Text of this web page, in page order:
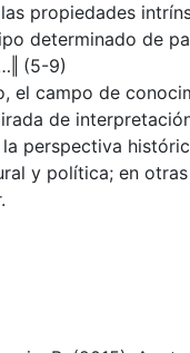
propiedades
determinado de
(5-9)
el campo de
de
perspectiva
y política; en